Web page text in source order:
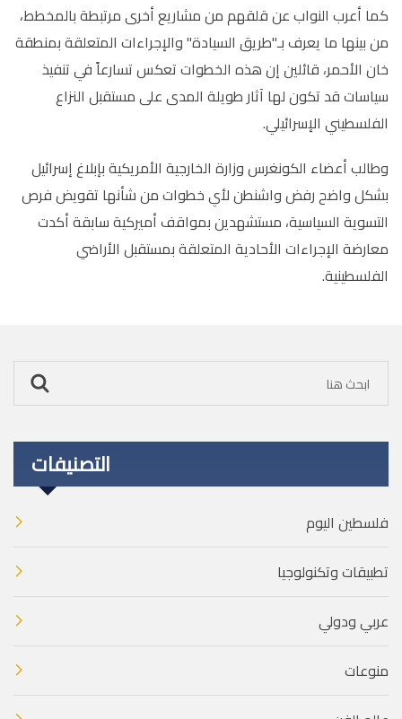
كما أعرب النواب عن قلقهم من مشاريع أخرى مرتبطة بالمخطط،
من بينها ما يعرف بـ"طريق السيادة" والإجراءات المتعلقة بمنطقة
خان الأحمر، قائلين إن هذه الخطوات تعكس تسارعاً في تنفيذ
سياسات قد تكون لها آثار طويلة المدى على مستقبل النزاع
الفلسطيني الإسرائيلي.
وطالب أعضاء الكونغرس وزارة الخارجية الأمريكية بإبلاغ إسرائيل
بشكل واضح رفض واشنطن لأي خطوات من شأنها تقويض فرص
التسوية السياسية، مستشهدين بمواقف أميركية سابقة أكدت
معارضة الإجراءات الأحادية المتعلقة بمستقبل الأراضي
الفلسطينية.
التصنيفات
فلسطين اليوم
تطبيقات وتكنولوجيا
عربي ودولي
منوعات